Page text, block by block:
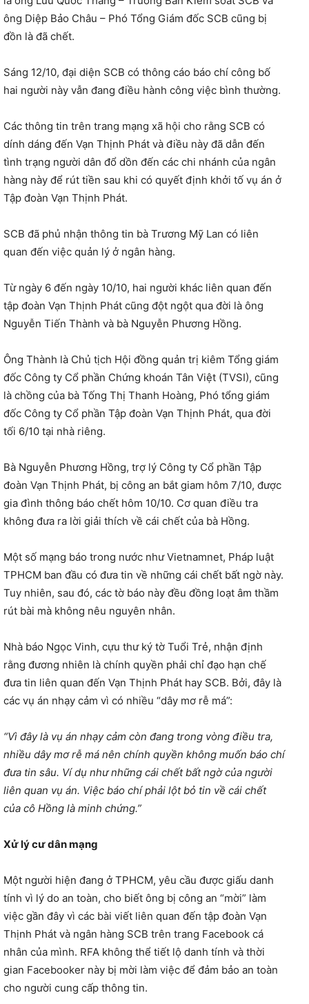
ông Diệp Bảo Châu – Phó Tổng Giám đốc SCB cũng bị
đồn là đã chết.
Sáng 12/10, đại diện SCB có thông cáo báo chí công bố
hai người này vẫn đang điều hành công việc bình thường.
Các thông tin trên trang mạng xã hội cho rằng SCB có
dính dáng đến Vạn Thịnh Phát và điều này đã dẫn đến
tình trạng người dân đổ dồn đến các chi nhánh của ngân
hàng này để rút tiền sau khi có quyết định khởi tố vụ án ở
Tập đoàn Vạn Thịnh Phát.
SCB đã phủ nhận thông tin bà Trương Mỹ Lan có liên
quan đến việc quản lý ở ngân hàng.
Từ ngày 6 đến ngày 10/10, hai người khác liên quan đến
tập đoàn Vạn Thịnh Phát cũng đột ngột qua đời là ông
Nguyễn Tiến Thành và bà Nguyễn Phương Hồng.
Ông Thành là Chủ tịch Hội đồng quản trị kiêm Tổng giám
đốc Công ty Cổ phần Chứng khoán Tân Việt (TVSI), cũng
là chồng của bà Tống Thị Thanh Hoàng, Phó tổng giám
đốc Công ty Cổ phần Tập đoàn Vạn Thịnh Phát, qua đời
tối 6/10 tại nhà riêng.
Bà Nguyễn Phương Hồng, trợ lý Công ty Cổ phần Tập
đoàn Vạn Thịnh Phát, bị công an bắt giam hôm 7/10, được
gia đình thông báo chết hôm 10/10. Cơ quan điều tra
không đưa ra lời giải thích về cái chết của bà Hồng.
Một số mạng báo trong nước như Vietnamnet, Pháp luật
TPHCM ban đầu có đưa tin về những cái chết bất ngờ này.
Tuy nhiên, sau đó, các tờ báo này đều đồng loạt âm thầm
rút bài mà không nêu nguyên nhân.
Nhà báo Ngọc Vinh, cựu thư ký tờ Tuổi Trẻ, nhận định
rằng đương nhiên là chính quyền phải chỉ đạo hạn chế
đưa tin liên quan đến Vạn Thịnh Phát hay SCB. Bởi, đây là
các vụ án nhạy cảm vì có nhiều “dây mơ rễ má”:
“Vì đây là vụ án nhạy cảm còn đang trong vòng điều tra,
nhiều dây mơ rễ má nên chính quyền không muốn báo chí
đưa tin sâu. Ví dụ như những cái chết bất ngờ của người
liên quan vụ án. Việc báo chí phải lột bỏ tin về cái chết
của cô Hồng là minh chứng.”
Xử lý cư dân mạng
Một người hiện đang ở TPHCM, yêu cầu được giấu danh
tính vì lý do an toàn, cho biết ông bị công an “mời” làm
việc gần đây vì các bài viết liên quan đến tập đoàn Vạn
Thịnh Phát và ngân hàng SCB trên trang Facebook cá
nhân của mình. RFA không thể tiết lộ danh tính và thời
gian Facebooker này bị mời làm việc để đảm bảo an toàn
cho người cung cấp thông tin.